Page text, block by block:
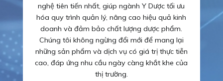
nghệ tiên tiến nhất, giúp ngành Y Dược tối ưu
hóa quy trình quản lý, nâng cao hiệu quả kinh
doanh và đảm bảo chất lượng dược phẩm.
Chúng tôi không ngừng đổi mới để mang lại
những sản phẩm và dịch vụ có giá trị thực tiễn
cao, đáp ứng nhu cầu ngày càng khắt khe của
thị trường.